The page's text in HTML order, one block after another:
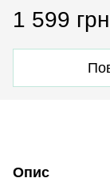
1 599 грн
Опис